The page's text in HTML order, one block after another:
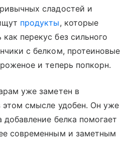
сладостей и
продукты, которые
перекус без сильного
с белком, протеиновые
и теперь попкорн.
уже заметен в
смысле удобен. Он уже
белка помогает
современным и заметным